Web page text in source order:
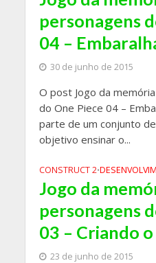
personagens
04 –
30 de junho de 2015
O post Jogo da
do One Piece 04 –
parte de um conjunto
objetivo ensinar o...
CONSTRUCT 2•
Jogo da
personagens
03 – Criando
23 de junho de 2015